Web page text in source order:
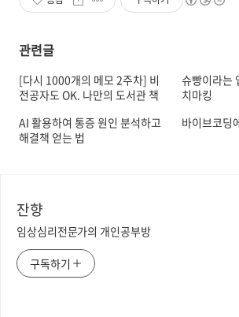
관련글
[다시 1000개의 메모 2주차] 비
전공자도 OK. 나만의 도서관 책
슈빵이라는
치마킹
AI 활용하여 통증 원인 분석하고
해결책 얻는 법
바이브코딩
잔향
임상심리전문가의 개인공부방
구독하기